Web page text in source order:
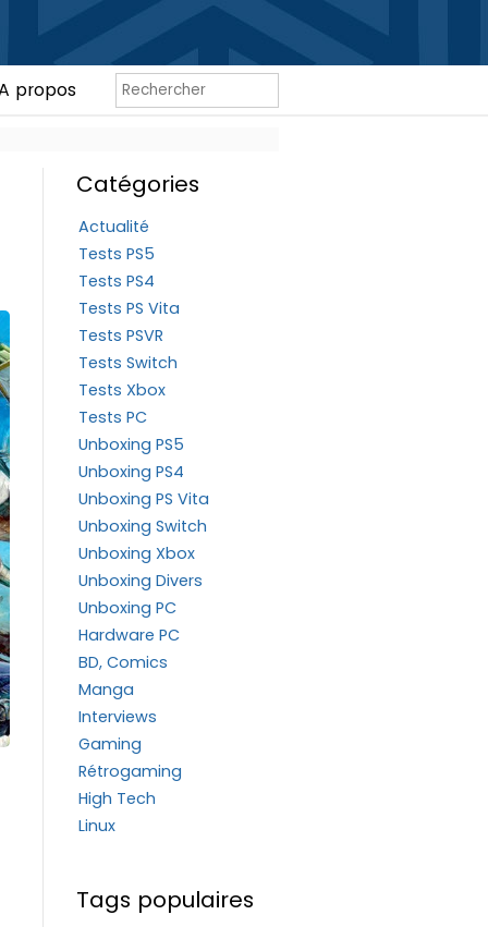
propos
Catégories
Actualité
Tests PS5
Tests PS4
Tests PS Vita
Tests PSVR
Tests Switch
Tests Xbox
Tests PC
Unboxing PS5
Unboxing PS4
Unboxing PS Vita
Unboxing Switch
Unboxing Xbox
Unboxing Divers
Unboxing PC
Hardware PC
BD, Comics
Manga
Interviews
Gaming
Rétrogaming
High Tech
Linux
Tags populaires